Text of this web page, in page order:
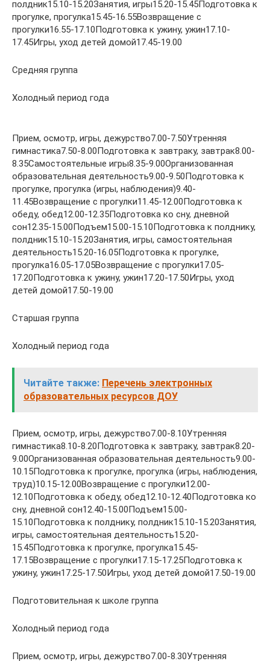
полдник15.10-15.20Занятия, игры15.20-15.45Подготовка к
прогулке, прогулка15.45-16.55Возвращение с
прогулки16.55-17.10Подготовка к ужину, ужин17.10-
17.45Игры, уход детей домой17.45-19.00
Средняя группа
Холодный период года
Прием, осмотр, игры, дежурство7.00-7.50Утренняя
гимнастика7.50-8.00Подготовка к завтраку, завтрак8.00-
8.35Самостоятельные игры8.35-9.00Организованная
образовательная деятельность9.00-9.50Подготовка к
прогулке, прогулка (игры, наблюдения)9.40-
11.45Возвращение с прогулки11.45-12.00Подготовка к
обеду, обед12.00-12.35Подготовка ко сну, дневной
сон12.35-15.00Подъем15.00-15.10Подготовка к полднику,
полдник15.10-15.20Занятия, игры, самостоятельная
деятельность15.20-16.05Подготовка к прогулке,
прогулка16.05-17.05Возвращение с прогулки17.05-
17.20Подготовка к ужину, ужин17.20-17.50Игры, уход
детей домой17.50-19.00
Старшая группа
Холодный период года
Читайте также: Перечень электронных
образовательных ресурсов ДОУ
Прием, осмотр, игры, дежурство7.00-8.10Утренняя
гимнастика8.10-8.20Подготовка к завтраку, завтрак8.20-
9.00Организованная образовательная деятельность9.00-
10.15Подготовка к прогулке, прогулка (игры, наблюдения,
труд)10.15-12.00Возвращение с прогулки12.00-
12.10Подготовка к обеду, обед12.10-12.40Подготовка ко
сну, дневной сон12.40-15.00Подъем15.00-
15.10Подготовка к полднику, полдник15.10-15.20Занятия,
игры, самостоятельная деятельность15.20-
15.45Подготовка к прогулке, прогулка15.45-
17.15Возвращение с прогулки17.15-17.25Подготовка к
ужину, ужин17.25-17.50Игры, уход детей домой17.50-19.00
Подготовительная к школе группа
Холодный период года
Прием, осмотр, игры, дежурство7.00-8.30Утренняя